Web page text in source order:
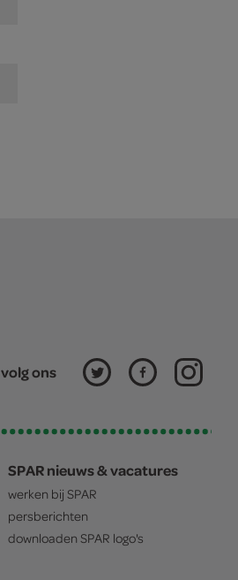
volg ons
SPAR nieuws & vacatures
werken bij SPAR
persberichten
downloaden SPAR logo's